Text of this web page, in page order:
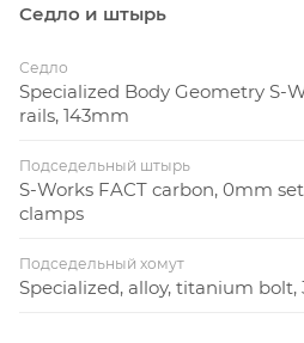
Седло и штырь
Седло
Specialized Body Geometry S-
rails, 143mm
Подседельный штырь
S-Works FACT carbon, 0mm
clamps
Подседельный хомут
Specialized, alloy, titanium bolt,